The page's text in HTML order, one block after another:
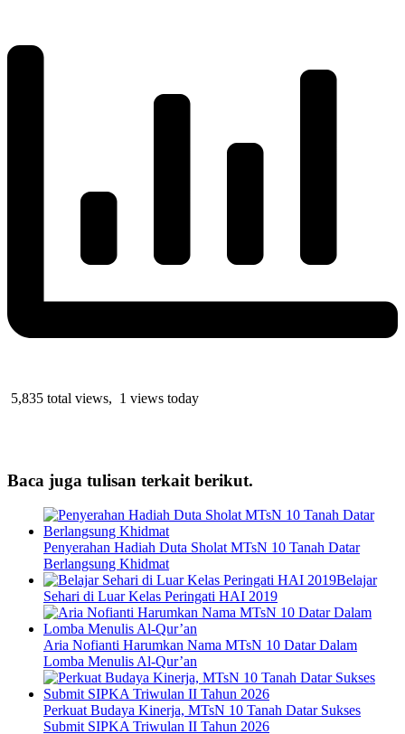
5,835 total views, 1 views today
Baca juga tulisan terkait berikut.
Penyerahan Hadiah Duta Sholat MTsN 10 Tanah Datar
Berlangsung Khidmat
Belajar
Sehari di Luar Kelas Peringati HAI 2019
Aria Nofianti Harumkan Nama MTsN 10 Datar Dalam
Lomba Menulis Al-Qur’an
Perkuat Budaya Kinerja, MTsN 10 Tanah Datar Sukses
Submit SIPKA Triwulan II Tahun 2026